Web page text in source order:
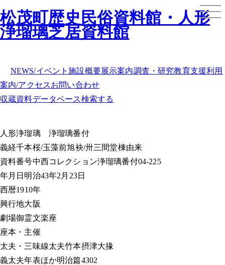
松茂町歴史民俗資料館・人形
浄瑠璃芝居資料館
NEWS/イベント施設概要展示案内調査・研究教育支援利用
案内/アクセスお問い合わせ
収蔵資料データベース検索する
人形浄瑠璃浄瑠璃番付
義経千本桜/玉藻前旭袂/卅三間堂棟由来
資料番号中西コレクション浄瑠璃番付04-225
年月日 明治43年2月23日
西暦1910年
興行地大阪
劇場御霊文楽座
座本・主催
太夫・三味線太夫竹本摂津大掾
義太夫年表ほか明治篇4302